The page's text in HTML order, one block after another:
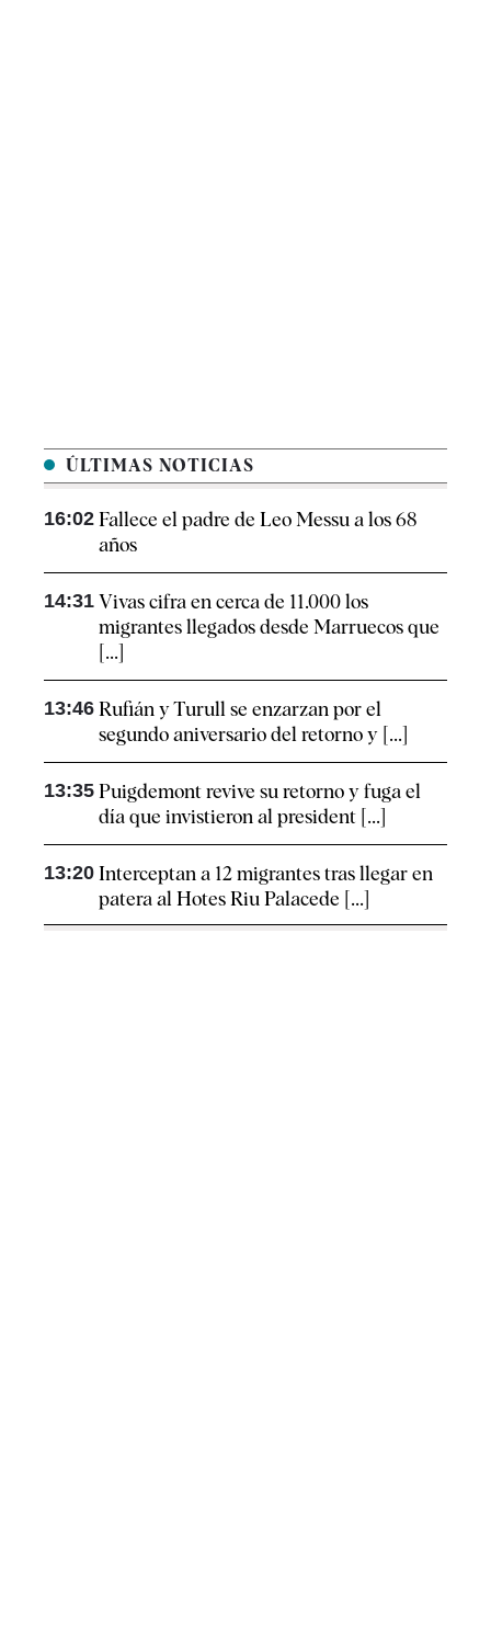
ÚLTIMAS NOTICIAS
16:02 Fallece el padre de Leo Messu a los 68
años
14:31 Vivas cifra en cerca de 11.000 los
migrantes llegados desde Marruecos que
[...]
13:46 Rufián y Turull se enzarzan por el
segundo aniversario del retorno y [...]
13:35 Puigdemont revive su retorno y fuga el
día que invistieron al president [...]
13:20 Interceptan a 12 migrantes tras llegar en
patera al Hotes Riu Palacede [...]